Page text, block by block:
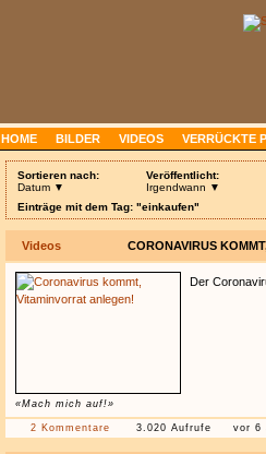
HOME BILDER VIDEOS VERRÜCKTE
Sortieren nach:
Datum ▼
Veröffentlicht:
Irgendwann ▼
Einträge mit dem Tag: "einkaufen"
Videos CORONAVIRUS
«Mach mich auf!»
Der
2 Kommentare 3.020 Aufrufe vor 6